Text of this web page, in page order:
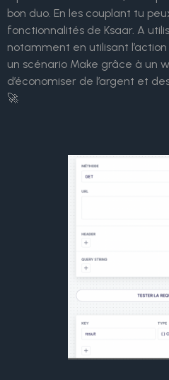
bon duo. En les couplant tu
fonctionnalités de Ksaar. A
notamment en utilisant l’action
un scénario Make grâce à un
d’économiser de l’argent et
🚀